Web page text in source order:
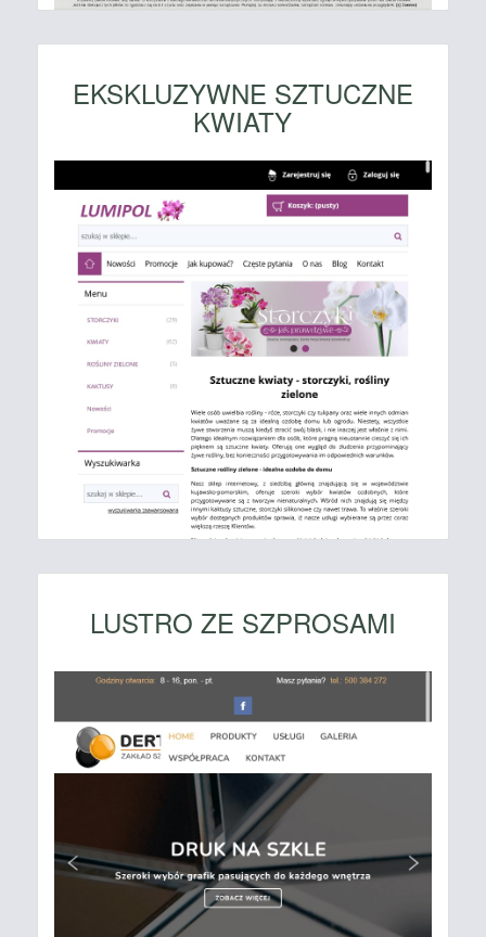
EKSKLUZYWNE SZTUCZNE
KWIATY
LUSTRO ZE SZPROSAMI